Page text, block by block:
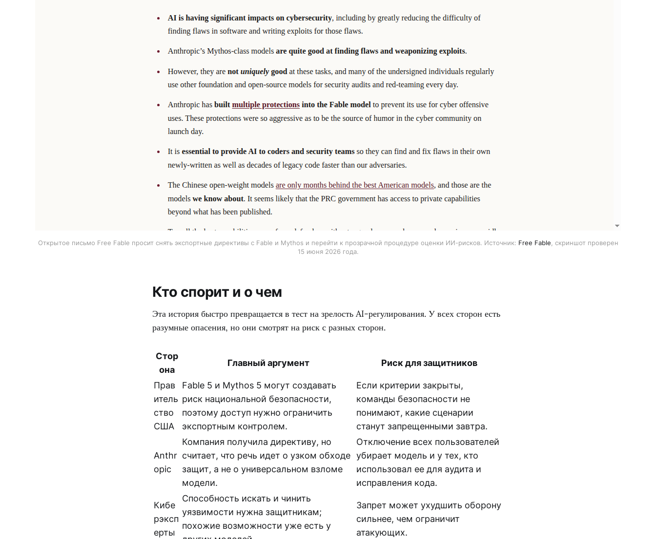
Открытое письмо Free Fable просит снять экспортные директивы с Fable и Mythos и перейти к прозрачной процедуре оценки ИИ-рисков. Источник: Free Fable , скриншот проверен
15 июня 2026 года.
Кто спорит и о чем
Эта история быстро превращается в тест на зрелость AI-регулирования. У всех сторон есть
разумные опасения, но они смотрят на риск с разных сторон.
Стор
она
Главный аргумент Риск для защитников
Прав
итель
ство
США
Fable 5 и Mythos 5 могут создавать
риск национальной безопасности,
поэтому доступ нужно ограничить
экспортным контролем.
Если критерии закрыты,
команды безопасности не
понимают, какие сценарии
станут запрещенными завтра.
Anthr
opic
Компания получила директиву, но
считает, что речь идет о узком обходе
защит, а не о универсальном взломе
модели.
Отключение всех пользователей
убирает модель и у тех, кто
использовал ее для аудита и
исправления кода.
Кибе
рэксп
ерты
Способность искать и чинить
уязвимости нужна защитникам;
похожие возможности уже есть у
Запрет может ухудшить оборону
сильнее, чем ограничит
атакующих.